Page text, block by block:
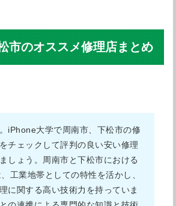
市のオススメ修理店まとめ
iPhone大学で周南市、下松市の修
チェックして評判の良い安い修理
しょう。周南市と下松市における
工業地帯としての特性を活かし、
に関する高い技術力を持っていま